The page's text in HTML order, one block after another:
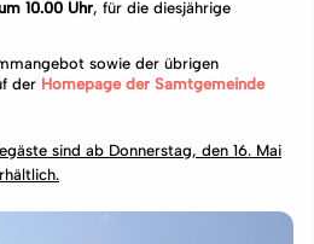
10.00 Uhr, für die diesjährige
sowie der übrigen
der Homepage der Samtgemeinde
sind ab Donnerstag, den 16. Mai